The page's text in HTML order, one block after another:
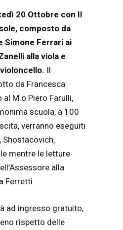
20 Ottobre con Il
composto da
Simone Ferrari ai
alla viola e
Il
da Francesca
M.o Piero Farulli,
scuola, a 100
verranno eseguiti
Shostacovich,
mentre le letture
alla
Ferretti.
ad ingresso gratuito,
rispetto delle